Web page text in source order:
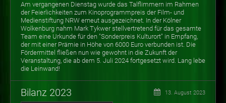
Am vergangenen Dienstag wurde das Talflimmern im Rahmen
der Feierlichkeiten zum Kinoprogrammpreis der Film- und
Medienstiftung NRW erneut ausgezeichnet. In der Kölner
Wolkenburg nahm Mark Tykwer stellvertretend für das gesamte
Team eine Urkunde für den "Sonderpreis Kulturort" in Empfang,
der mit einer Prämie in Höhe von 6000 Euro verbunden ist. Die
Fördermittel fließen nun wie gewohnt in die Zukunft der
Veranstaltung, die ab dem 5. Juli 2024 fortgesetzt wird. Lang lebe
die Leinwand!
Bilanz 2023 13. August 2023